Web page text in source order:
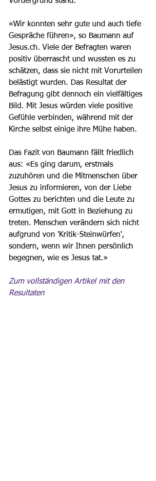
«Wir konnten sehr gute und auch tiefe
Gespräche führen», so Baumann auf
Jesus.ch. Viele der Befragten waren
positiv überrascht und wussten es zu
schätzen, dass sie nicht mit Vorurteilen
belästigt wurden. Das Resultat der
Befragung gibt dennoch ein vielfältiges
Bild. Mit Jesus würden viele positive
Gefühle verbinden, während mit der
Kirche selbst einige ihre Mühe haben.
Das Fazit von Baumann fällt friedlich
aus: «Es ging darum, erstmals
zuzuhören und die Mitmenschen über
Jesus zu informieren, von der Liebe
Gottes zu berichten und die Leute zu
ermutigen, mit Gott in Beziehung zu
treten. Menschen verändern sich nicht
aufgrund von 'Kritik-Steinwürfen',
sondern, wenn wir Ihnen persönlich
begegnen, wie es Jesus tat.»
Zum vollständigen Artikel mit den
Resultaten